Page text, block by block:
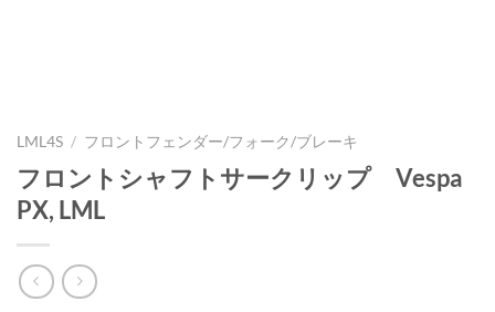
LML4S / フロントフェンダー/フォーク/ブレーキ
フロントシャフトサークリップ Vespa
PX, LML